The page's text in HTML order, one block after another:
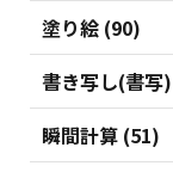
塗り絵 (90)
書き写し(書写
瞬間計算 (51)